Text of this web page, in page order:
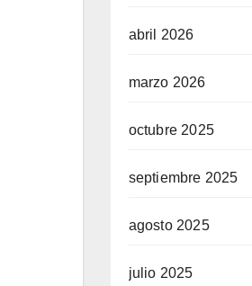
abril 2026
marzo 2026
octubre 2025
septiembre 2025
agosto 2025
julio 2025